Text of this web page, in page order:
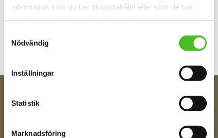
information som du har tillhandahållit eller som de har
Nödvändig
Inställningar
Statistik
Marknadsföring
FÅ TIPS OM NYHETER!